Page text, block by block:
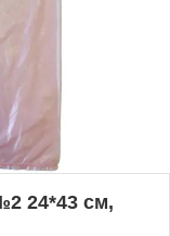
24*43 см,